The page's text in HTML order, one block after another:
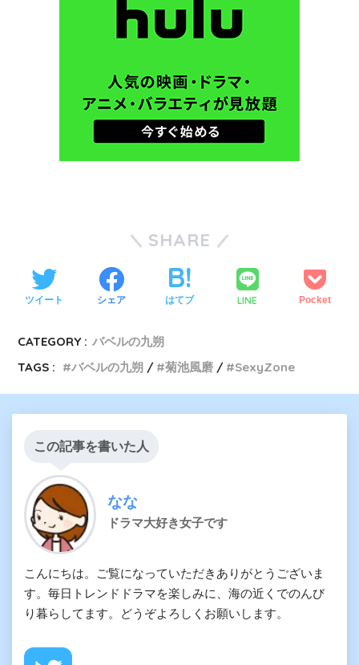
SHARE
ツイート シェア はてブ LINE Pocket
CATEGORY : バベルの九朔
TAGS :
バベルの九朔 菊池風磨 SexyZone
この記事を書いた人
なな
ドラマ大好き女子です
こんにちは。ご覧になっていただきありがとうございま
す。毎日トレンドドラマを楽しみに、海の近くでのんび
り暮らしてます。どうぞよろしくお願いします。